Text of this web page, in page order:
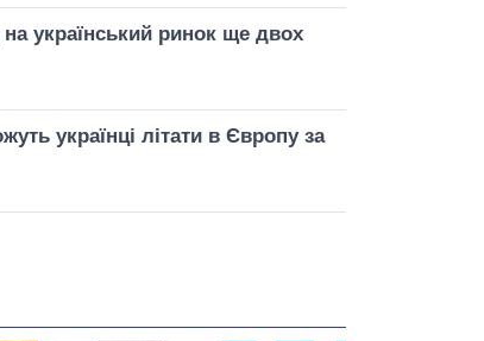
український ринок ще двох
українці літати в Європу за